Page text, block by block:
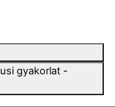
gyakorlat -